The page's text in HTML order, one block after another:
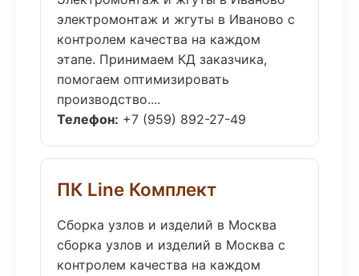
электромонтаж и жгуты в Иваново с
контролем качества на каждом
этапе. Принимаем КД заказчика,
помогаем оптимизировать
производство....
Телефон: +7 (959) 892-27-49
ПК Line Комплект
Сборка узлов и изделий в Москва
сборка узлов и изделий в Москва с
контролем качества на каждом